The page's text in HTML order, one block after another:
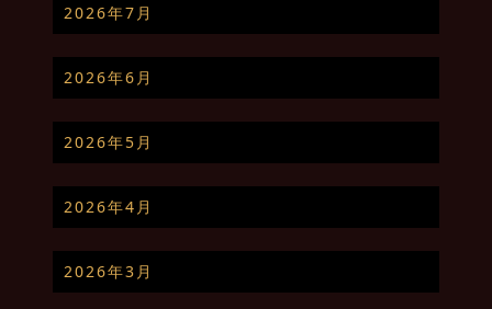
2026年7月
2026年6月
2026年5月
2026年4月
2026年3月